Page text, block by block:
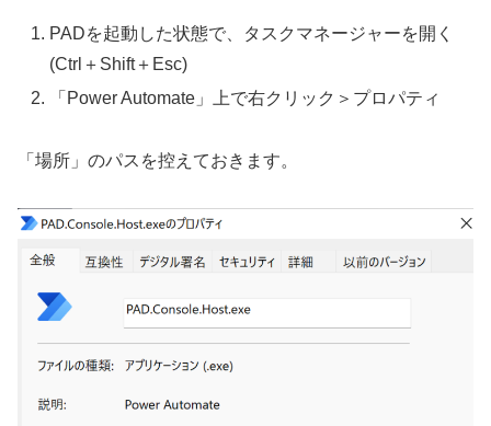
PADを起動した状態で、タスクマネージャーを開く
(Ctrl＋Shift＋Esc)
「Power Automate」上で右クリック＞プロパティ
「場所」のパスを控えておきます。